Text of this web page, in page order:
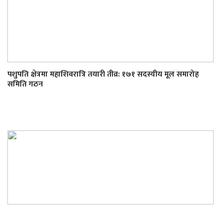
पशुपति क्षेत्रमा महाशिवरात्रि तयारी तीव्र: १७१ सदस्यीय मूल समारोह
समिति गठन